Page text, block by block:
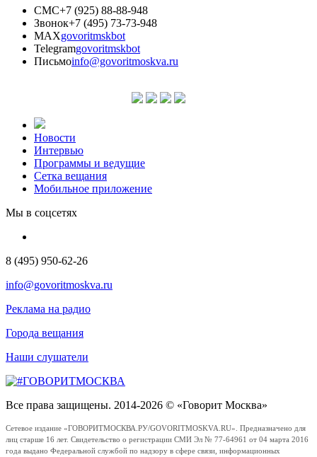
СМС+7 (925) 88-88-948
Звонок+7 (495) 73-73-948
MAXgovoritmskbot
Telegramgovoritmskbot
Письмоinfo@govoritmoskva.ru
Новости
Интервью
Программы и ведущие
Сетка вещания
Мобильное приложение
Мы в соцсетях
8 (495) 950-62-26
info@govoritmoskva.ru
Реклама на радио
Города вещания
Наши слушатели
Все права защищены. 2014-2026 © «Говорит Москва»
Сетевое издание «ГОВОРИТМОСКВА.РУ/GOVORITMOSKVA.RU». Предназначено для
лиц старше 16 лет. Свидетельство о регистрации СМИ Эл № 77-64961 от 04 марта 2016
года выдано Федеральной службой по надзору в сфере связи, информационных